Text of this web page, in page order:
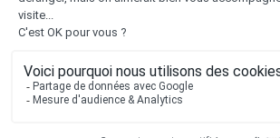
Newsletter
Mentions légales